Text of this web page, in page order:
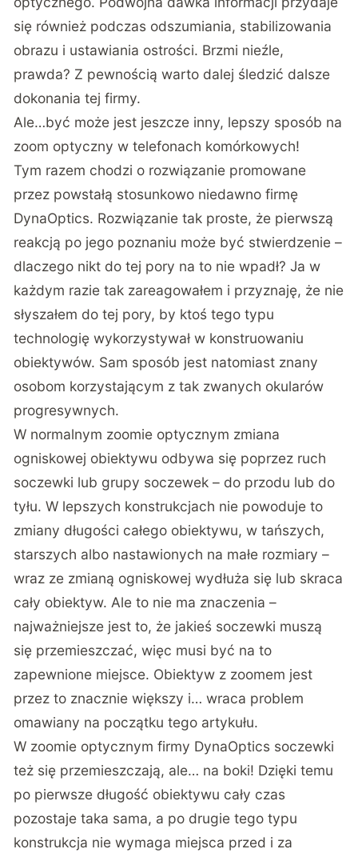
się również podczas odszumiania, stabilizowania
obrazu i ustawiania ostrości. Brzmi nieźle,
prawda? Z pewnością warto dalej śledzić dalsze
dokonania tej firmy.
Ale…być może jest jeszcze inny, lepszy sposób na
zoom optyczny w telefonach komórkowych!
Tym razem chodzi o rozwiązanie promowane
przez powstałą stosunkowo niedawno firmę
DynaOptics. Rozwiązanie tak proste, że pierwszą
reakcją po jego poznaniu może być stwierdzenie –
dlaczego nikt do tej pory na to nie wpadł? Ja w
każdym razie tak zareagowałem i przyznaję, że nie
słyszałem do tej pory, by ktoś tego typu
technologię wykorzystywał w konstruowaniu
obiektywów. Sam sposób jest natomiast znany
osobom korzystającym z tak zwanych okularów
progresywnych.
W normalnym zoomie optycznym zmiana
ogniskowej obiektywu odbywa się poprzez ruch
soczewki lub grupy soczewek – do przodu lub do
tyłu. W lepszych konstrukcjach nie powoduje to
zmiany długości całego obiektywu, w tańszych,
starszych albo nastawionych na małe rozmiary –
wraz ze zmianą ogniskowej wydłuża się lub skraca
cały obiektyw. Ale to nie ma znaczenia –
najważniejsze jest to, że jakieś soczewki muszą
się przemieszczać, więc musi być na to
zapewnione miejsce. Obiektyw z zoomem jest
przez to znacznie większy i… wraca problem
omawiany na początku tego artykułu.
W zoomie optycznym firmy DynaOptics soczewki
też się przemieszczają, ale… na boki! Dzięki temu
po pierwsze długość obiektywu cały czas
pozostaje taka sama, a po drugie tego typu
konstrukcja nie wymaga miejsca przed i za